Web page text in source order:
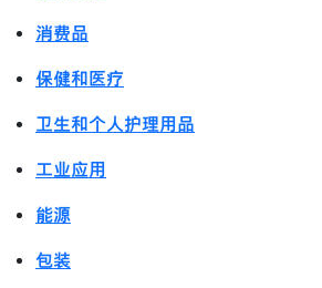
消费品
保健和医疗
卫生和个人护理用品
工业应用
能源
包装